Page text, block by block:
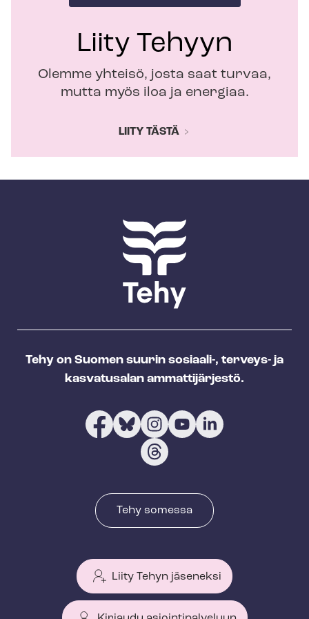
Liity Tehyyn
Olemme yhteisö, josta saat turvaa,
mutta myös iloa ja energiaa.
LIITY TÄSTÄ
Tehy on Suomen suurin sosiaali-, terveys- ja
kasvatusalan ammattijärjestö.
Tehy somessa
Liity Tehyn jäseneksi